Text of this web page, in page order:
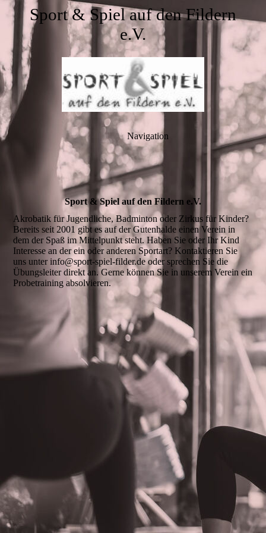
Sport & Spiel auf den Fildern
e.V.
Navigation
Sport & Spiel auf den Fildern e.V.
Akrobatik für Jugendliche, Badminton oder Zirkus für Kinder?
Bereits seit 2001 gibt es auf der Gutenhalde einen Verein in
dem der Spaß im Mittelpunkt steht. Haben Sie oder Ihr Kind
Interesse an der ein oder anderen Sportart? Kontaktieren Sie
uns unter info@sport-spiel-filder.de oder sprechen Sie die
Übungsleiter direkt an. Gerne können Sie in unserem Verein ein
Probetraining absolvieren.